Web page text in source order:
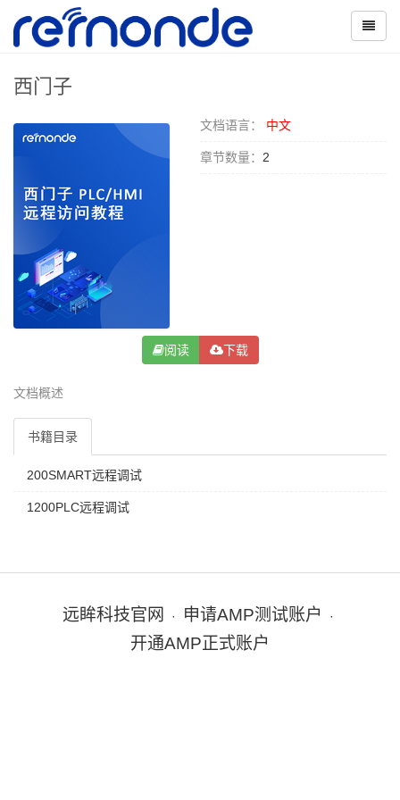
西门子
文档语言： 中文
章节数量： 2
阅读 下载
文档概述
书籍目录
200SMART远程调试
1200PLC远程调试
远眸科技官网 · 申请AMP测试账户 ·
开通AMP正式账户